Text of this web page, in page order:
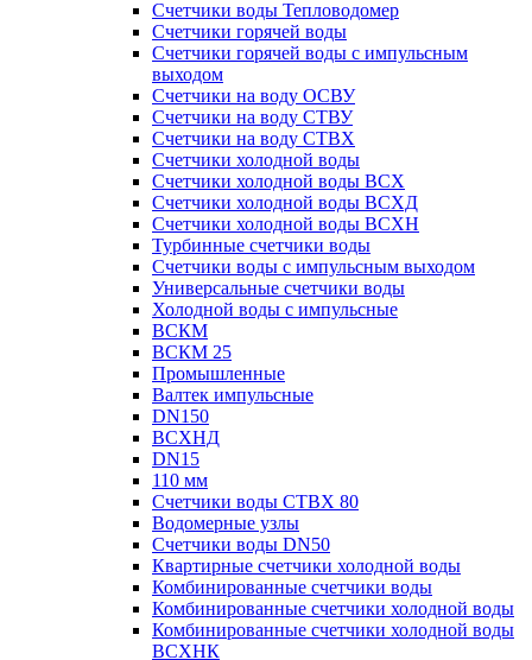
Счетчики воды Тепловодомер
Счетчики горячей воды
Счетчики горячей воды с импульсным
выходом
Счетчики на воду ОСВУ
Счетчики на воду СТВУ
Счетчики на воду СТВХ
Счетчики холодной воды
Счетчики холодной воды ВСХ
Счетчики холодной воды ВСХД
Счетчики холодной воды ВСХН
Турбинные счетчики воды
Счетчики воды с импульсным выходом
Универсальные счетчики воды
Холодной воды с импульсные
ВСКМ
ВСКМ 25
Промышленные
Валтек импульсные
DN150
ВСХНД
DN15
110 мм
Счетчики воды СТВХ 80
Водомерные узлы
Счетчики воды DN50
Квартирные счетчики холодной воды
Комбинированные счетчики воды
Комбинированные счетчики холодной воды
Комбинированные счетчики холодной воды
ВСХНК